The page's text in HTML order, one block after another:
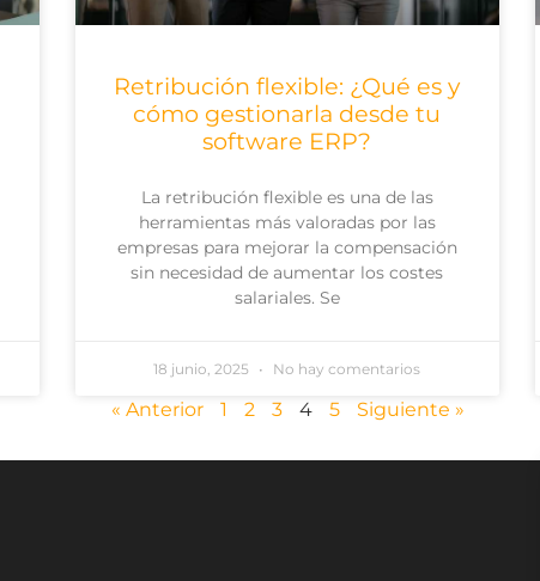
Retribución flexible: ¿Qué es y
cómo gestionarla desde tu
software ERP?
La retribución flexible es una de las
herramientas más valoradas por las
empresas para mejorar la compensación
sin necesidad de aumentar los costes
salariales. Se
18 junio, 2025 No hay comentarios
« Anterior 1 2 3 4 5 Siguiente »